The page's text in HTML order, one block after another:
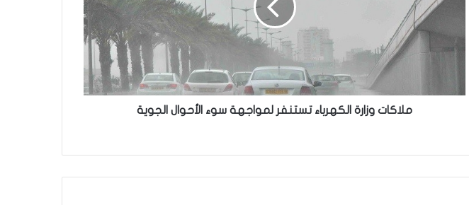
ملاكات وزارة الكهرباء تستنفر لمواجهة سوء الأحوال الجوية